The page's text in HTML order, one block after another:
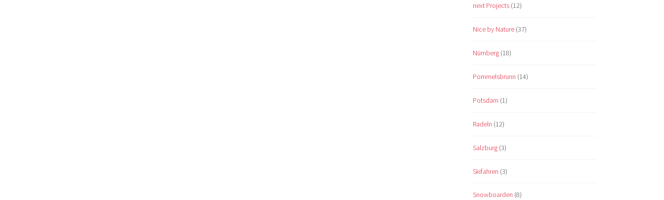
next Projects (12)
Nice by Nature (37)
Nürnberg (18)
Pommelsbrunn (14)
Potsdam (1)
Radeln (12)
Salzburg (3)
Skifahren (3)
Snowboarden (8)